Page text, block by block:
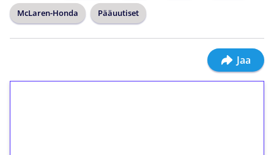
McLaren-Honda Pääuutiset
Jaa